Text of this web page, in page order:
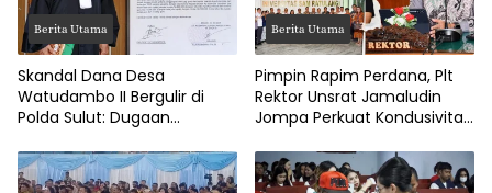
Berita Utama
Skandal Dana Desa
Watudambo II Bergulir di
Polda Sulut: Dugaan
Hingga Jalan Tani Rp214
Juta
Berita Utama
Pimpin Rapim Perdana, Plt
Rektor Unsrat Jamaludin
Jompa Perkuat Kondusivitas